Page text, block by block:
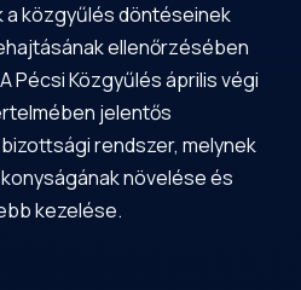
közgyűlés döntéseinek
ellenőrzésében
Pécsi Közgyűlés április végi
jelentős
rendszer, melynek
növelése és
kezelése.